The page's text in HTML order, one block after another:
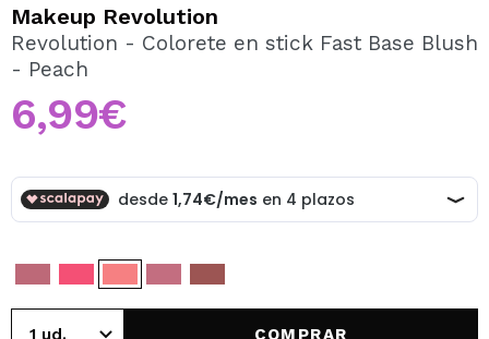
Al crear una cuenta en Maquillalia.com podrás realizar
tus compras rápidamente, revisar el estado de tus
Makeup Revolution
Revolution - Colorete en stick Fast Base Blush
- Peach
6,99€
COMPRAR